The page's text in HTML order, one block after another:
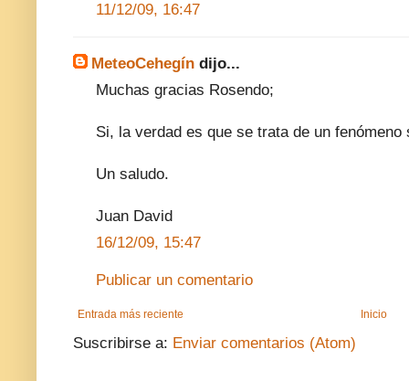
11/12/09, 16:47
MeteoCehegín dijo...
Muchas gracias Rosendo;
Si, la verdad es que se trata de un
Un saludo.
Juan David
16/12/09, 15:47
Publicar un comentario
Entrada más reciente Inicio
Suscribirse a: Enviar comentarios (Atom)